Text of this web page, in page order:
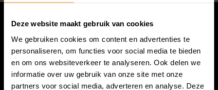
Deze website maakt gebruik van cookies
We gebruiken cookies om content en advertenties te
personaliseren, om functies voor social media te bieden
en om ons websiteverkeer te analyseren. Ook delen we
informatie over uw gebruik van onze site met onze
partners voor social media, adverteren en analyse. Deze